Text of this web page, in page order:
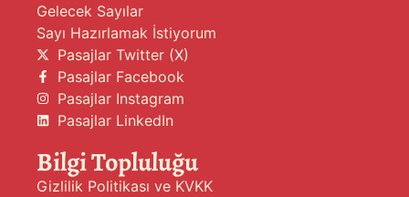
Gelecek Sayılar
Sayı Hazırlamak İstiyorum
Pasajlar Twitter (X)
Pasajlar Facebook
Pasajlar Instagram
Pasajlar LinkedIn
Bilgi Topluluğu
Gizlilik Politikası ve KVKK